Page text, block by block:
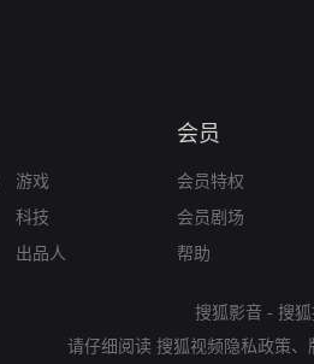
游戏
科技
出品人
会员
会员特权
会员剧场
帮助
搜狐影音 - 搜
请仔细阅读 搜狐视频隐私政策、